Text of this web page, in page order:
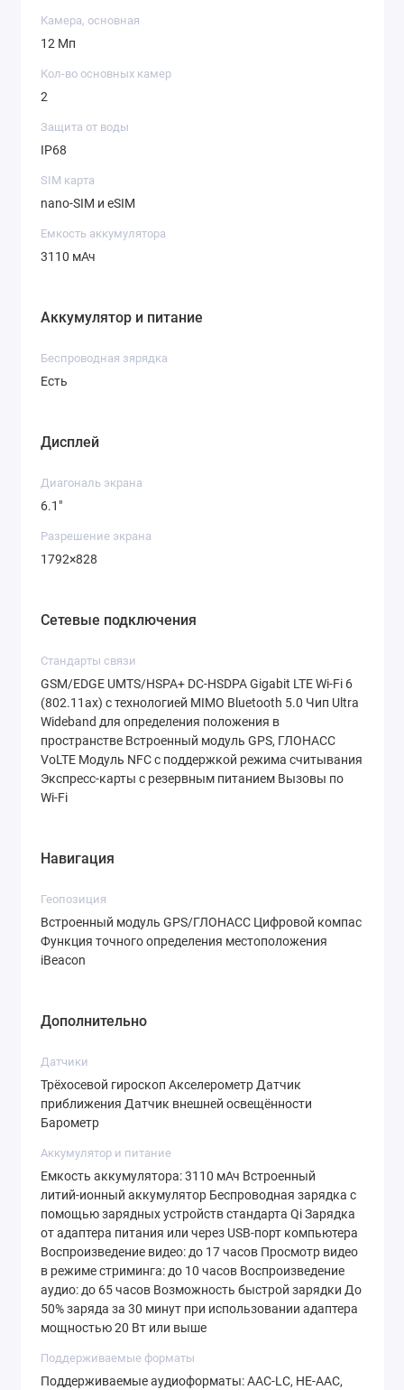
Камера, основная
12 Мп
Кол-во основных камер
2
Защита от воды
IP68
SIM карта
nano-SIM и eSIM
Емкость аккумулятора
3110 мАч
Аккумулятор и питание
Беспроводная зярядка
Есть
Дисплей
Диагональ экрана
6.1"
Разрешение экрана
1792×828
Сетевые подключения
Стандарты связи
GSM/EDGE UMTS/HSPA+ DC‑HSDPA Gigabit LTE Wi‑Fi 6
(802.11ax) с технологией MIMO Bluetooth 5.0 Чип Ultra
Wideband для определения положения в
пространстве Встроенный модуль GPS, ГЛОНАСС
VoLTE Модуль NFC с поддержкой режима считывания
Экспресс‑карты с резервным питанием Вызовы по
Wi‑Fi
Навигация
Геопозиция
Встроенный модуль GPS/ГЛОНАСС Цифровой компас
Функция точного определения местоположения
iBeacon
Дополнительно
Датчики
Трёхосевой гироскоп Акселерометр Датчик
приближения Датчик внешней освещённости
Барометр
Аккумулятор и питание
Емкость аккумулятора: 3110 мАч Встроенный
литий‑ионный аккумулятор Беспроводная зарядка с
помощью зарядных устройств стандарта Qi Зарядка
от адаптера питания или через USB‑порт компьютера
Воспроиз­ведение видео: до 17 часов Просмотр видео
в режиме стриминга: до 10 часов Воспроиз­ведение
аудио: до 65 часов Возможность быстрой зарядки До
50% заряда за 30 минут при использовании адаптера
мощностью 20 Вт или выше
Поддерживаемые форматы
Поддерживаемые аудиоформаты: AAC‑LC, HE‑AAC,